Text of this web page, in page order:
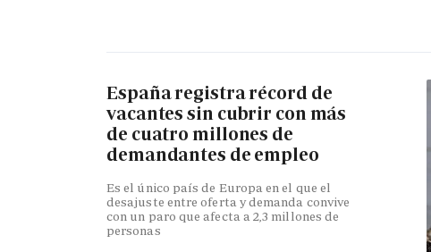
España registra récord de
vacantes sin cubrir con más
de cuatro millones de
demandantes de empleo
Es el único país de Europa en el que el
desajuste entre oferta y demanda convive
con un paro que afecta a 2,3 millones de
personas